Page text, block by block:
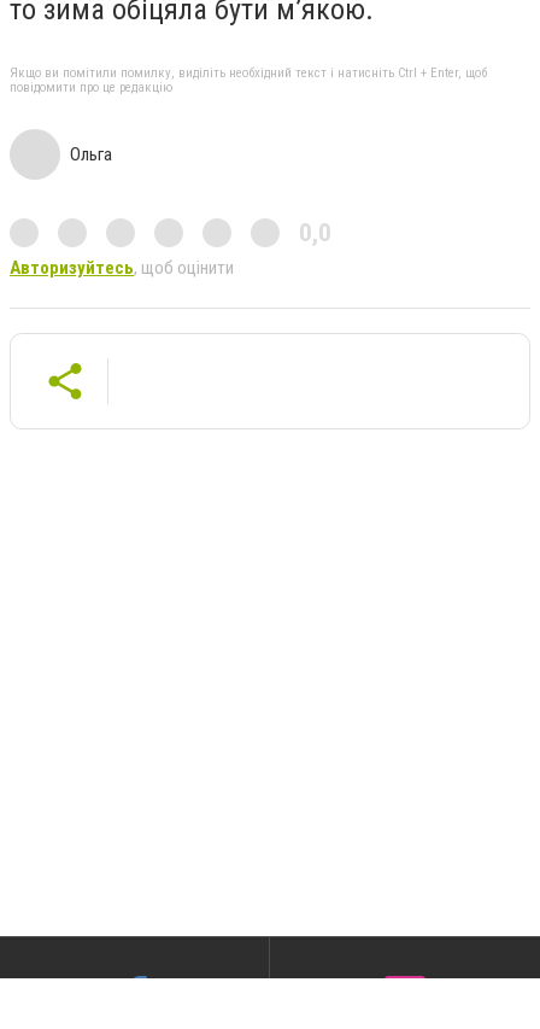
то зима обіцяла бути м’якою.
Якщо ви помітили помилку, виділіть необхідний текст і натисніть Ctrl + Enter, щоб
повідомити про це редакцію
Ольга
0,0
Авторизуйтесь, щоб оцінити